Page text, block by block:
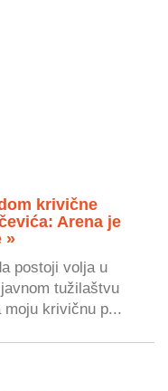
krivične
Arena je
»
postoji volja u
tužilaštvu
moju krivičnu p...